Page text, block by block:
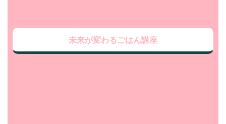
未来が変わるごはん講座